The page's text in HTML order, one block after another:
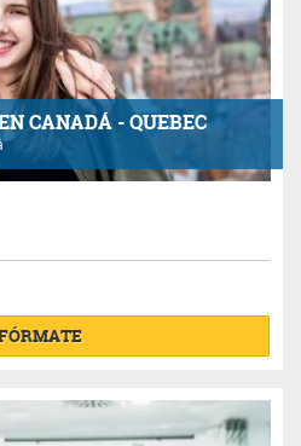
CANADÁ - QUEBEC